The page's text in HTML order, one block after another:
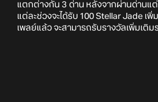
แตกต่างกัน 3 ด่าน หลังจากผ่านด่านแต่
แต่ละช่วงจะได้รับ 100 Stellar Jade เพิ่
เพลย์แล้ว จะสามารถรับรางวัลเพิ่มเติ